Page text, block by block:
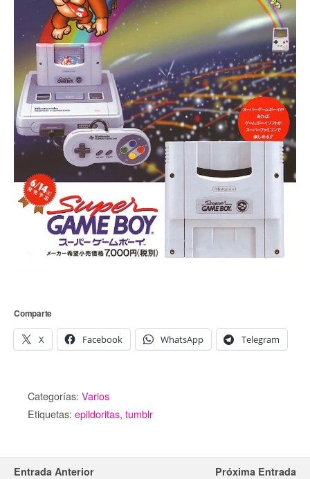
Comparte
X Facebook WhatsApp Telegram
Categorías: Varios
Etiquetas: epildoritas, tumblr
Entrada Anterior Próxima Entrada